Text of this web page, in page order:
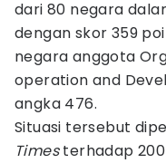
dari 80 negara
dengan skor 359
negara anggota
operation and
angka 476.
Situasi tersebut
Timesterhadap 200